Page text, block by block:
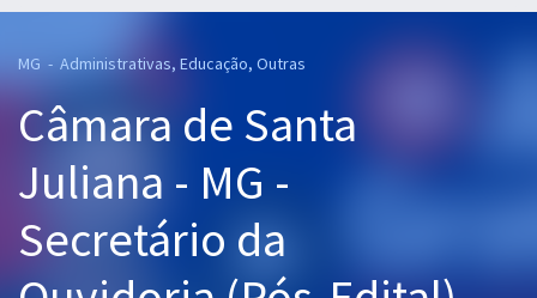
Cursos 20% OFF
Pós
Graduação
OAB
MG - Administrativas, Educação, Outras
Câmara de Santa
Juliana - MG -
Secretário da